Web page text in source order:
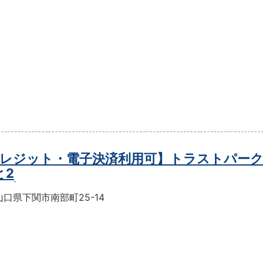
ジット・電子決済利用可】トラストパー
2
口県下関市南部町25-14